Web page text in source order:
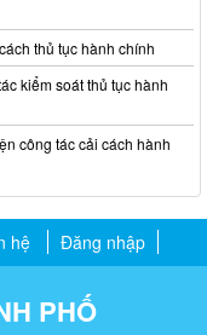
thủ tục hành chính
kiểm soát thủ tục hành
công tác cải cách hành
hệ Đăng nhập
PHỐ